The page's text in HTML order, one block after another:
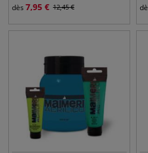
dès 7,95 € 12,45€